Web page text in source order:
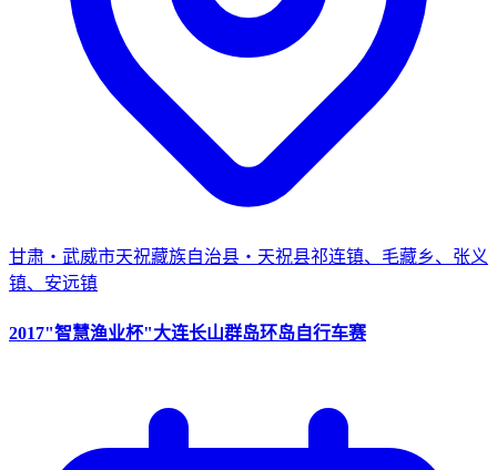
甘肃・武威市天祝藏族自治县・天祝县祁连镇、毛藏乡、张义
镇、安远镇
2017"智慧渔业杯"大连长山群岛环岛自行车赛